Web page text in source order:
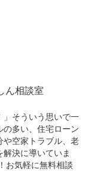
ん相談室
」そういう思いで一
の多い、住宅ローン
や空家トラブル、老
決に導いていま
お気軽に無料相談